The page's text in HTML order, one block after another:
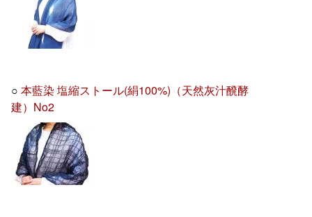
○本藍染 塩縮ストール(絹100%)（天然灰汁醗酵
建）No2